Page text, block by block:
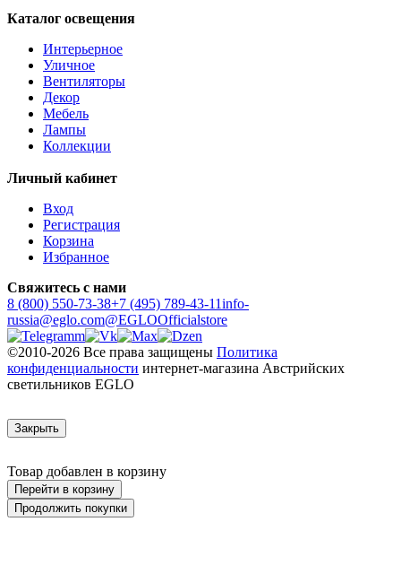
Каталог освещения
Интерьерное
Уличное
Вентиляторы
Декор
Мебель
Лампы
Коллекции
Личный кабинет
Вход
Регистрация
Корзина
Избранное
Свяжитесь с нами
8 (800) 550-73-38+7 (495) 789-43-11info-
russia@eglo.com@EGLOOfficialstore
©2010-2026 Все права защищены Политика
конфиденциальности интернет-магазина Австрийских
светильников EGLO
Закрыть
Товар добавлен в корзину
Перейти в корзину
Продолжить покупки